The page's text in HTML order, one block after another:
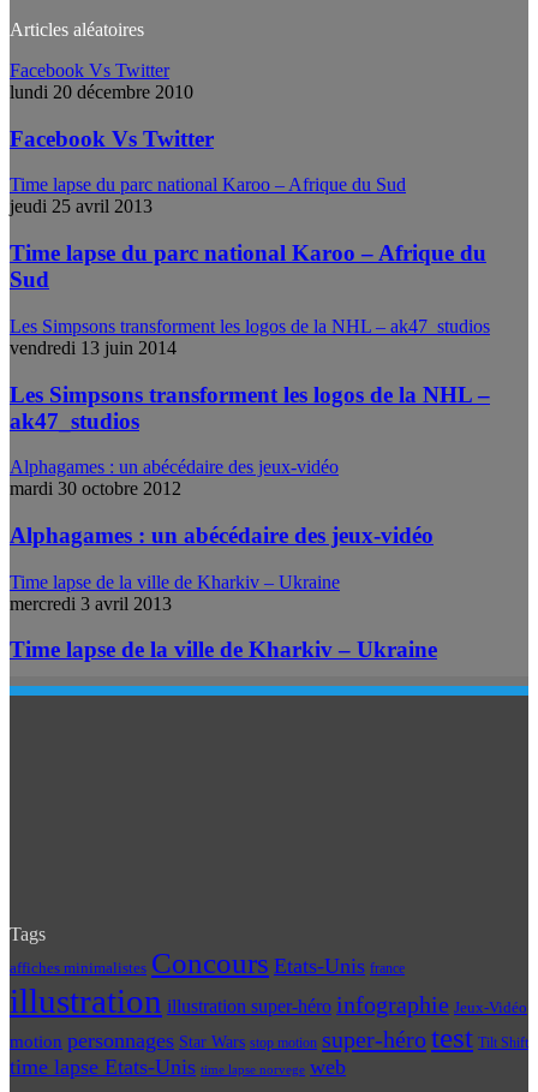
Articles aléatoires
Facebook Vs Twitter
lundi 20 décembre 2010
Facebook Vs Twitter
Time lapse du parc national Karoo – Afrique du Sud
jeudi 25 avril 2013
Time lapse du parc national Karoo – Afrique du
Sud
Les Simpsons transforment les logos de la NHL – ak47_studios
vendredi 13 juin 2014
Les Simpsons transforment les logos de la NHL –
ak47_studios
Alphagames : un abécédaire des jeux-vidéo
mardi 30 octobre 2012
Alphagames : un abécédaire des jeux-vidéo
Time lapse de la ville de Kharkiv – Ukraine
mercredi 3 avril 2013
Time lapse de la ville de Kharkiv – Ukraine
Tags
affiches minimalistes Concours Etats-Unis france
illustration illustration super-héro infographie Jeux-Vidéo
motion personnages Star Wars stop motion super-hérotest Tilt Shift
time lapse Etats-Unis time lapse norvege web